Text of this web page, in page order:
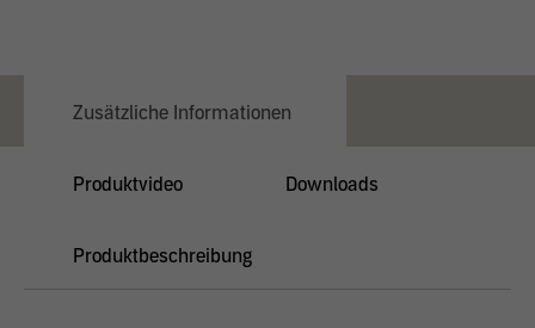
Zusätzliche Informationen
Produktvideo Downloads
Produktbeschreibung